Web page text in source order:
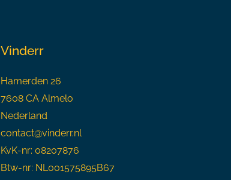
Vinderr
Hamerden 26
7608 CA Almelo
Nederland
contact@vinderr.nl
KvK-nr: 08207876
Btw-nr: NL001575895B67